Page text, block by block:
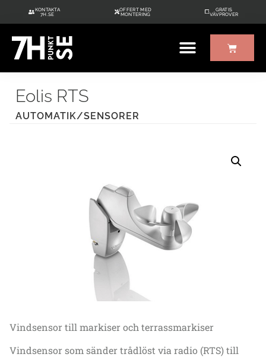
KONTAKTA
7H.SE
OFFERT MED
MONTERING
GRATIS
VÄVPROVER
Eolis RTS
AUTOMATIK/SENSORER
Vindsensor till markiser och terrassmarkiser
Vindsensor som sänder trådlöst via radio (RTS) till